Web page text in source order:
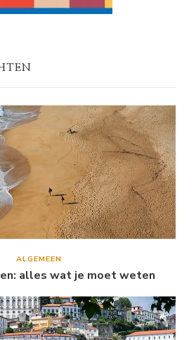
ALGEMEEN
alles wat je moet weten